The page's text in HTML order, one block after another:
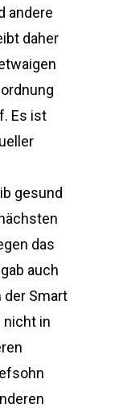
andere
daher
Es ist
gesund
das
auch
Smart
nicht in